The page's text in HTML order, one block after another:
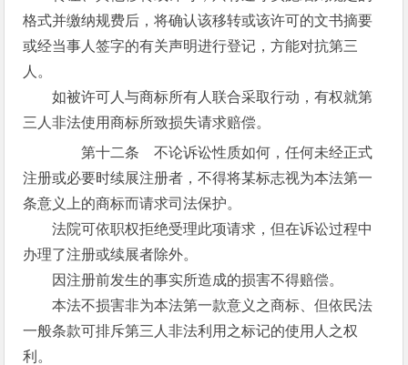
格式并缴纳规费后，将确认该移转或该许可的文书摘要
或经当事人签字的有关声明进行登记，方能对抗第三
人。
如被许可人与商标所有人联合采取行动，有权就第
三人非法使用商标所致损失请求赔偿。
第十二条 不论诉讼性质如何，任何未经正式
注册或必要时续展注册者，不得将某标志视为本法第一
条意义上的商标而请求司法保护。
法院可依职权拒绝受理此项请求，但在诉讼过程中
办理了注册或续展者除外。
因注册前发生的事实所造成的损害不得赔偿。
本法不损害非为本法第一款意义之商标、但依民法
一般条款可排斥第三人非法利用之标记的使用人之权
利。